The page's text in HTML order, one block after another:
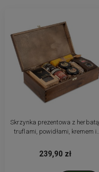
Skrzynka prezentowa z herbatą,
truflami, powidłami, kremem i
239,90 zł